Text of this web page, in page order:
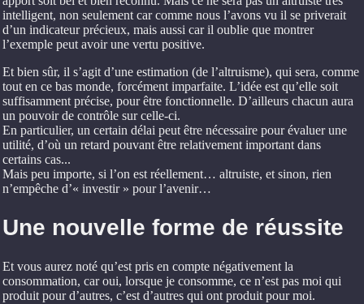
intelligent, non seulement car comme nous l’avons vu il se priverait
d’un indicateur précieux, mais aussi car il oublie que montrer
l’exemple peut avoir une vertu positive.
Et bien sûr, il s’agit d’une estimation (de l’altruisme), qui sera, comme
tout en ce bas monde, forcément imparfaite. L’idée est qu’elle soit
suffisamment précise, pour être fonctionnelle. D’ailleurs chacun aura
un pouvoir de contrôle sur celle-ci.
En particulier, un certain délai peut être nécessaire pour évaluer une
utilité, d’où un retard pouvant être relativement important dans
certains cas...
Mais peu importe, si l’on est réellement… altruiste, et sinon, rien
n’empêche d’« investir » pour l’avenir…
Une nouvelle forme de réussite
Et vous aurez noté qu’est pris en compte négativement la
consommation, car oui, lorsque je consomme, ce n’est pas moi qui
produit pour d’autres, c’est d’autres qui ont produit pour moi.